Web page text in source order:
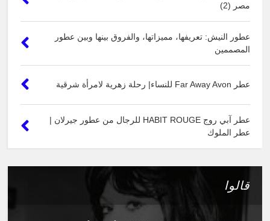
مصر (2)
عطور النيش: تعريفها، مميزاتها، والفروق بينها وبين عطور
المصممين
عطر Far Away Avon للنساء| رحلة زهرية لامرأة شرقية
عطر آبي روج HABIT ROUGE للرجال من عطور جيرلان |
عطر الملوك
قالوا